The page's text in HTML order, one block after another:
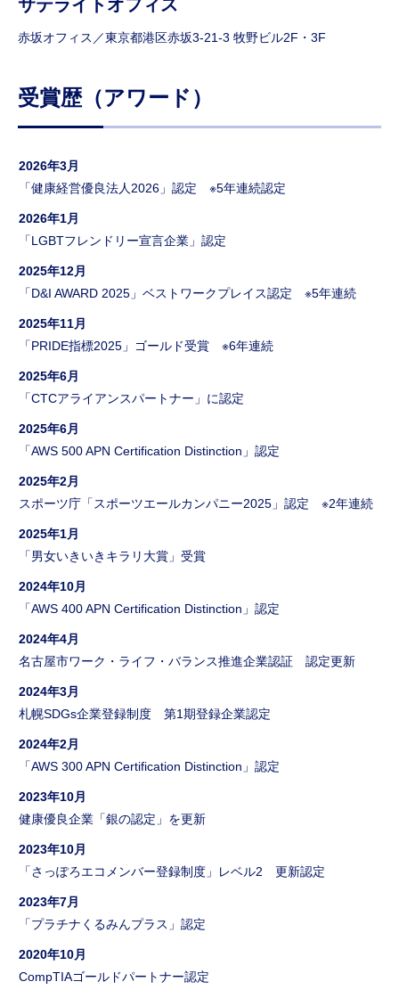
サテライトオフィス
赤坂オフィス／東京都港区赤坂3-21-3 牧野ビル2F・3F
受賞歴（アワード）
2026年3月
「健康経営優良法人2026」認定 ※5年連続認定
2026年1月
「LGBTフレンドリー宣言企業」認定
2025年12月
「D&I AWARD 2025」ベストワークプレイス認定 ※5年連続
2025年11月
「PRIDE指標2025」ゴールド受賞 ※6年連続
2025年6月
「CTCアライアンスパートナー」に認定
2025年6月
「AWS 500 APN Certification Distinction」認定
2025年2月
スポーツ庁「スポーツエールカンパニー2025」認定 ※2年連続
2025年1月
「男女いきいきキラリ大賞」受賞
2024年10月
「AWS 400 APN Certification Distinction」認定
2024年4月
名古屋市ワーク・ライフ・バランス推進企業認証 認定更新
2024年3月
札幌SDGs企業登録制度 第1期登録企業認定
2024年2月
「AWS 300 APN Certification Distinction」認定
2023年10月
健康優良企業「銀の認定」を更新
2023年10月
「さっぽろエコメンバー登録制度」レベル2 更新認定
2023年7月
「プラチナくるみんプラス」認定
2020年10月
CompTIAゴールドパートナー認定